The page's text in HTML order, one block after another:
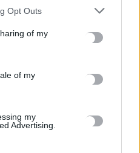
Opt Outs
of my
of my
my
Advertising.
FBI μετά το Μουντιάλ: «Θα
για σεξουαλική
της
εκδίδει ηλεκτρονικά